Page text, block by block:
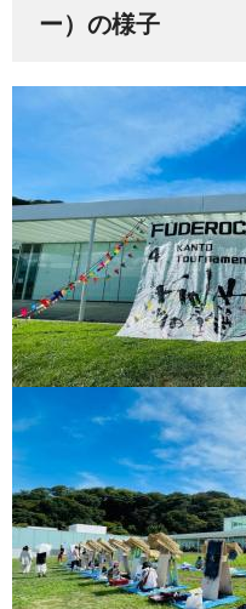
ー）の様子